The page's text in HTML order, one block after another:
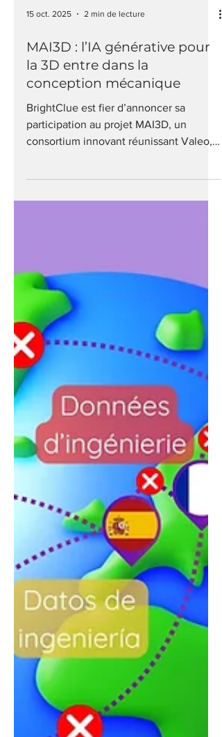
15 oct. 2025 2 min de lecture
MAI3D : l’IA générative pour
conception mécanique
BrightClue est fier d’annoncer sa